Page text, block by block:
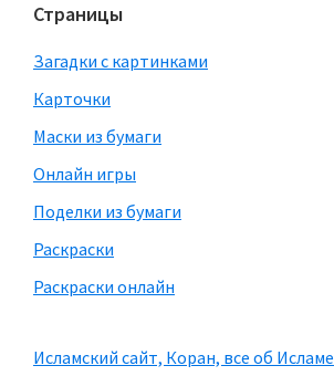
Страницы
Загадки с картинками
Карточки
Маски из бумаги
Онлайн игры
Поделки из бумаги
Раскраски
Раскраски онлайн
Исламский сайт, Коран, все об Исламе